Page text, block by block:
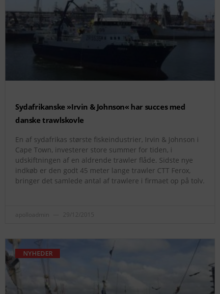
Sydafrikanske »Irvin & Johnson« har succes med
danske trawlskovle
En af sydafrikas største fiskeindustrier, Irvin & Johnson i
Cape Town, investerer store summer for tiden, i
udskiftningen af en aldrende trawler flåde. Sidste nye
indkøb er den godt 45 meter lange trawler CTT Ferox,
bringer det samlede antal af trawlere i firmaet op på tolv.
apolloadmin 29/12/2015
NYHEDER